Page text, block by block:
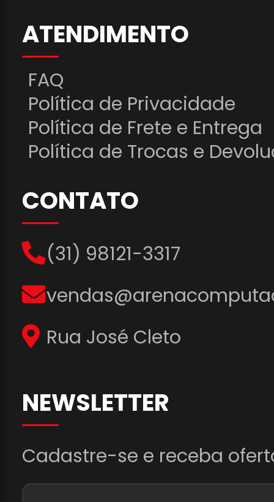
ATENDIMENTO
FAQ
Política de Privacidade
Política de Frete e Entrega
Política de Trocas e
CONTATO
(31) 98121-3317
Rua José Cleto
NEWSLETTER
Cadastre-se e receba